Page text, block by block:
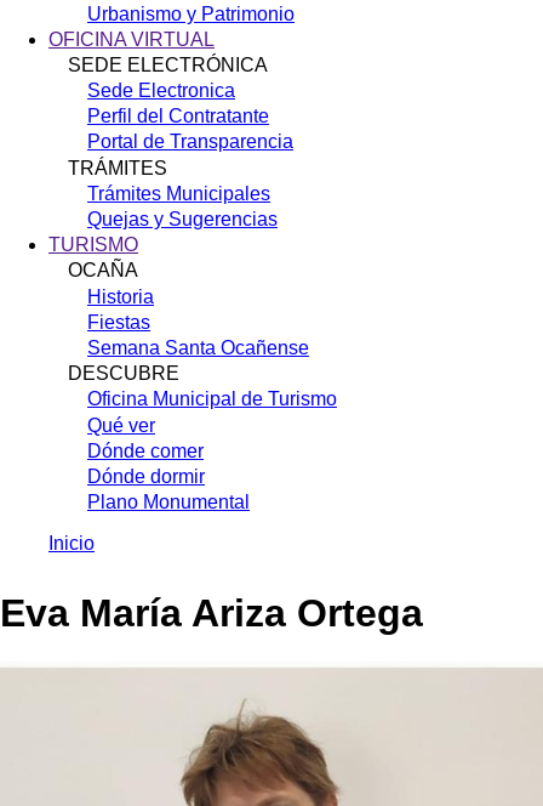
Urbanismo y Patrimonio
OFICINA VIRTUAL
SEDE ELECTRÓNICA
Sede Electronica
Perfil del Contratante
Portal de Transparencia
TRÁMITES
Trámites Municipales
Quejas y Sugerencias
TURISMO
OCAÑA
Historia
Fiestas
Semana Santa Ocañense
DESCUBRE
Oficina Municipal de Turismo
Qué ver
Dónde comer
Dónde dormir
Plano Monumental
enlaces
ayuda
Inicio
Eva María Ariza Ortega